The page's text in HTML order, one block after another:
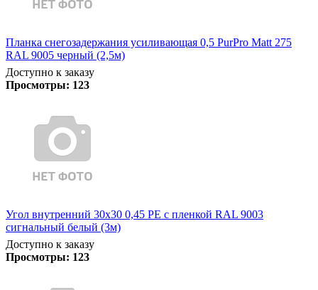
Планка снегозадержания усиливающая 0,5 PurPro Matt 275
RAL 9005 черный (2,5м)
Доступно к заказу
Просмотры: 123
Угол внутренний 30х30 0,45 PE с пленкой RAL 9003
сигнальный белый (3м)
Доступно к заказу
Просмотры: 123